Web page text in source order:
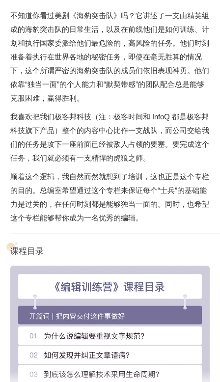
不知道你看过美剧《海豹突击队》吗？它讲述了一支由精英组
成的海豹突击队的日常生活，以及在前线他们是如何训练、计
划和执行国家委派给他们最危险的，高风险的任务。他们时刻
准备着执行在世界各地的秘密任务，即使在毫无胜算的情况
下，这个所谓严密的海豹突击队的成员们依旧表现神勇。他们
依靠“独当一面”的个人能力和“默契带感”的团队配合总是能够
克服困难，赢得胜利。
我喜欢把我们极客邦科技（注：极客时间和 InfoQ 都是极客邦
科技旗下产品）整个的内容中心比作一支战队，而公司交给我
们的任务是攻下一座前面已经被敌人占领的要塞。要完成这个
任务，我们就必须有一支精悍的虎狼之师。
顺着这个逻辑，我自然而然就想到了培训，这也正是这个专栏
的目的。总编室希望通过这个专栏来保证每个“士兵”的基础能
力是过关的，在任何时刻都是能够独当一面的。同时，也希望
这个专栏能够帮你成为一名优秀的编辑。
课程目录